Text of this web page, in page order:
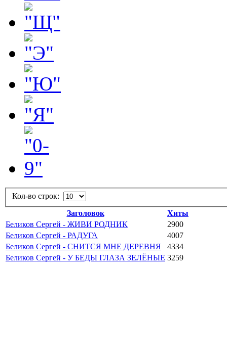
Кол-во строк:
Заголовок
Хиты
Беликов Сергей - ЖИВИ РОДНИК
2900
Беликов Сергей - РАДУГА
4007
Беликов Сергей - СНИТСЯ МНЕ ДЕРЕВНЯ
4334
Беликов Сергей - У БЕДЫ ГЛАЗА ЗЕЛЁНЫЕ 3259